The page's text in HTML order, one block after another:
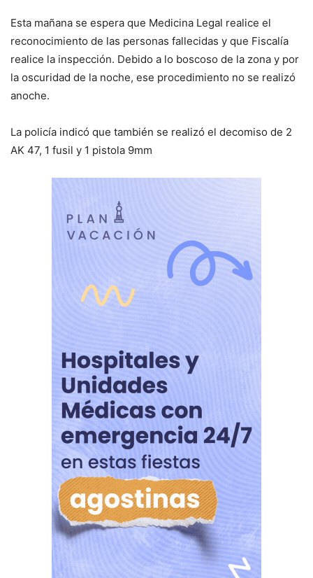
Esta mañana se espera que Medicina Legal realice el
reconocimiento de las personas fallecidas y que Fiscalía
realice la inspección. Debido a lo boscoso de la zona y por
la oscuridad de la noche, ese procedimiento no se realizó
anoche.
La policía indicó que también se realizó el decomiso de 2
AK 47, 1 fusil y 1 pistola 9mm